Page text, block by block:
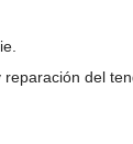
del